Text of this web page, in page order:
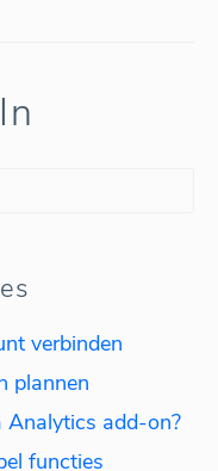
verbinden
plannen
Analytics add-on?
functies